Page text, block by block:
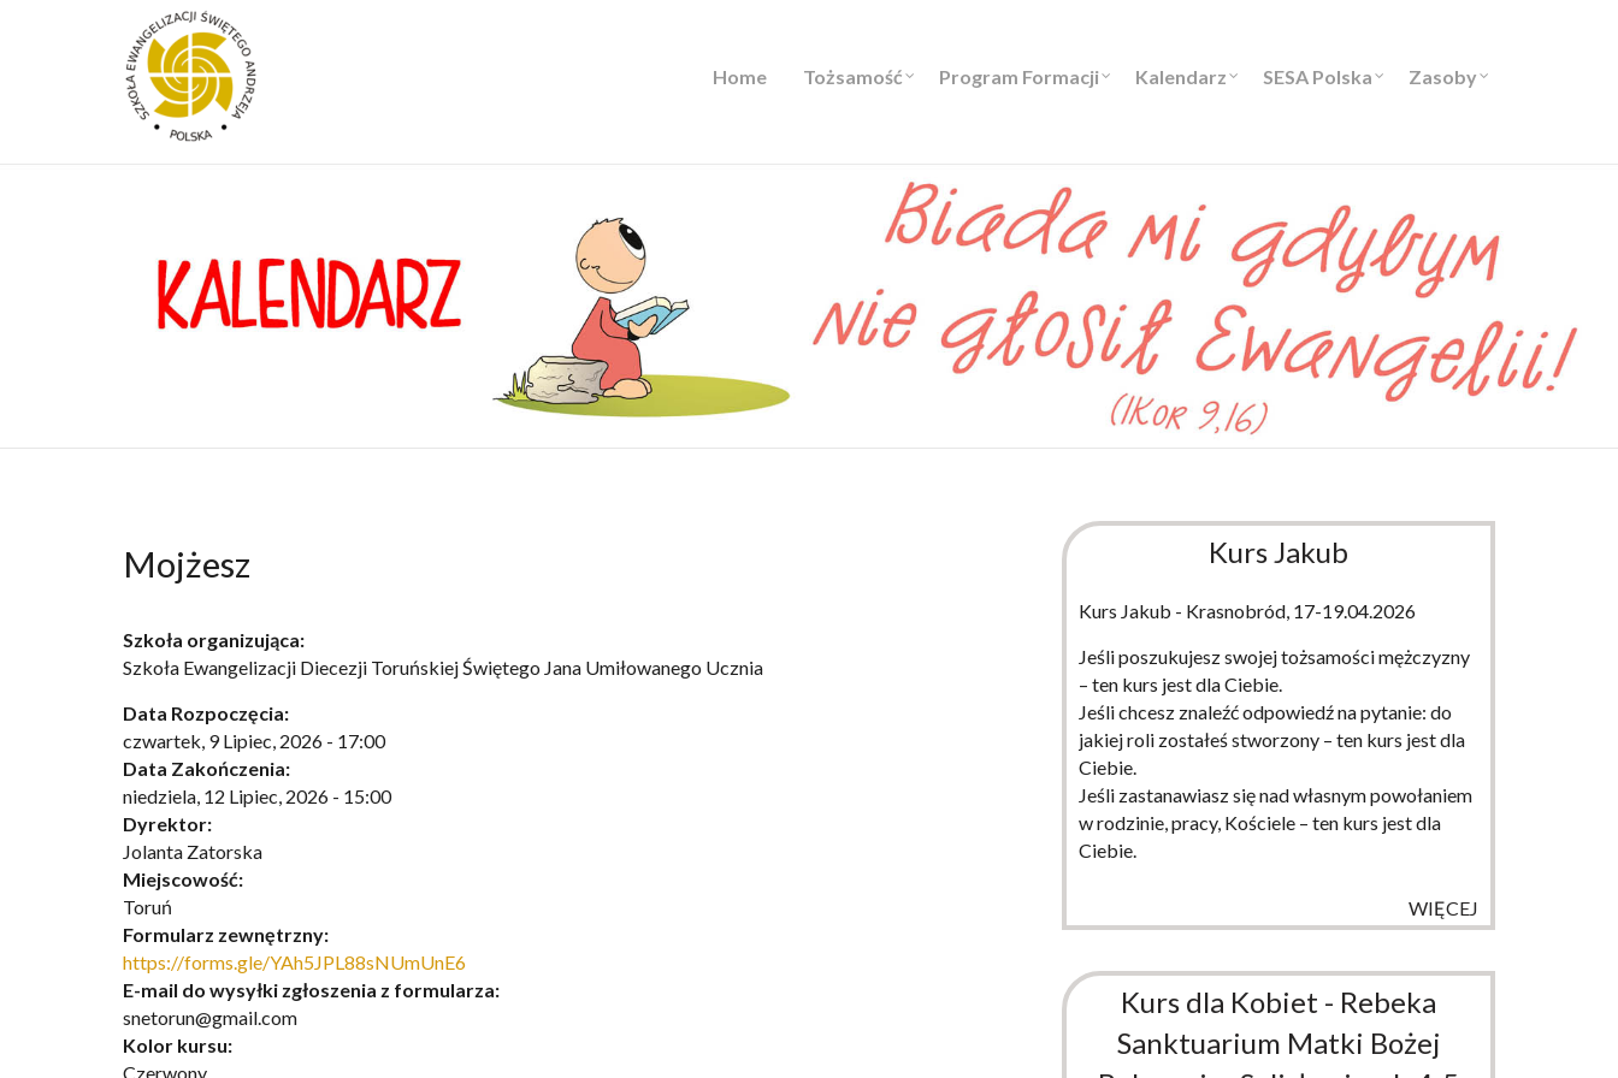
Home Tożsamość Program Formacji Kalendarz SESA Polska Zasoby
Mojżesz
Szkoła organizująca:
Szkoła Ewangelizacji Diecezji Toruńskiej Świętego Jana Umiłowanego Ucznia
Data Rozpoczęcia:
czwartek, 9 Lipiec, 2026 - 17:00
Data Zakończenia:
niedziela, 12 Lipiec, 2026 - 15:00
Dyrektor:
Jolanta Zatorska
Miejscowość:
Toruń
Formularz zewnętrzny:
https://forms.gle/YAh5JPL88sNUmUnE6
E-mail do wysyłki zgłoszenia z formularza:
snetorun@gmail.com
Kolor kursu:
Czerwony
Kurs Jakub
Kurs Jakub - Krasnobród, 17-19.04.2026
Jeśli poszukujesz swojej tożsamości mężczyzny
– ten kurs jest dla Ciebie.
Jeśli chcesz znaleźć odpowiedź na pytanie: do
jakiej roli zostałeś stworzony – ten kurs jest dla
Ciebie.
Jeśli zastanawiasz się nad własnym powołaniem
w rodzinie, pracy, Kościele – ten kurs jest dla
Ciebie.
WIĘCEJ
Kurs dla Kobiet - Rebeka
Sanktuarium Matki Bożej